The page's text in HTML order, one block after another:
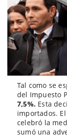
Tal como se
del Impuesto
7,5%. Esta
importados.
celebró la
sumó una